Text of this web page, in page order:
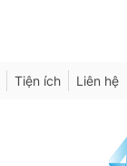
Tiện ích Liên hệ